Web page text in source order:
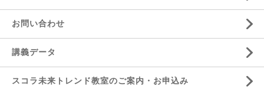
お問い合わせ
講義データ
スコラ未来トレンド教室のご案内・お申込み